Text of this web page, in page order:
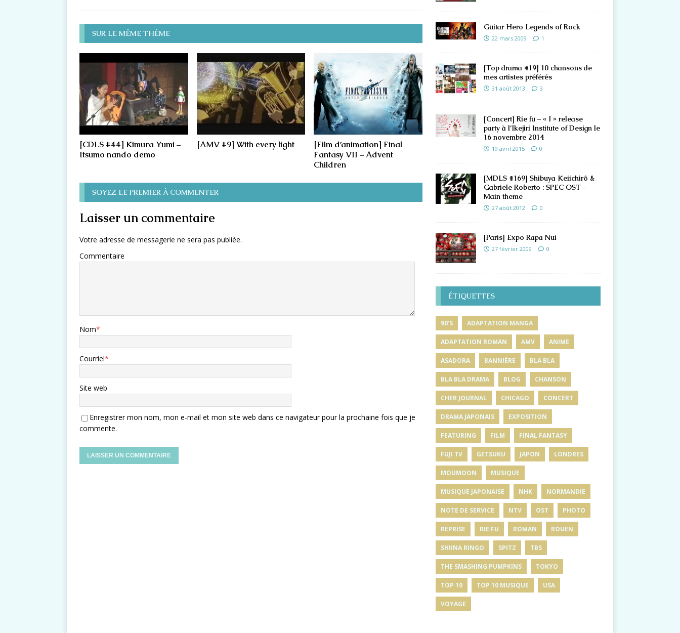
SUR LE MÊME THÈME
[CDLS #44] Kimura Yumi –
Itsumo nando demo
[AMV #9] With every light
[Film d’animation] Final
Fantasy VII – Advent
Children
SOYEZ LE PREMIER À COMMENTER
Laisser un commentaire
Votre adresse de messagerie ne sera pas publiée.
Commentaire
Nom*
Courriel*
Site web
Enregistrer mon nom, mon e-mail et mon site web dans ce navigateur pour la prochaine fois que je
commente.
Guitar Hero Legends of Rock
22 mars 2009 1
[Top drama #19] 10 chansons de
mes artistes préférés
31 août 2013 3
[Concert] Rie fu – « I » release
party à l’Ikejiri Institute of Design le
16 novembre 2014
19 avril 2015 0
[MDLS #169] Shibuya Keiichirô &
Gabriele Roberto : SPEC OST –
Main theme
27 août 2012 0
[Paris] Expo Rapa Nui
27 février 2009 0
ÉTIQUETTES
90'S ADAPTATION MANGA
ADAPTATION ROMAN AMV ANIME
ASADORA BANNIÈRE BLA BLA
BLA BLA DRAMA BLOG CHANSON
CHER JOURNAL CHICAGO CONCERT
DRAMA JAPONAIS EXPOSITION
FEATURING FILM FINAL FANTASY
FUJI TV GETSUKU JAPON LONDRES
MOUMOON MUSIQUE
MUSIQUE JAPONAISE NHK NORMANDIE
NOTE DE SERVICE NTV OST PHOTO
REPRISE RIE FU ROMAN ROUEN
SHIINA RINGO SPITZ TBS
THE SMASHING PUMPKINS TOKYO
TOP 10 TOP 10 MUSIQUE USA
VOYAGE